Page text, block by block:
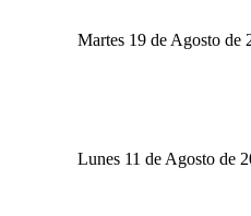
Martes 19 de Agosto de
Lunes 11 de Agosto de